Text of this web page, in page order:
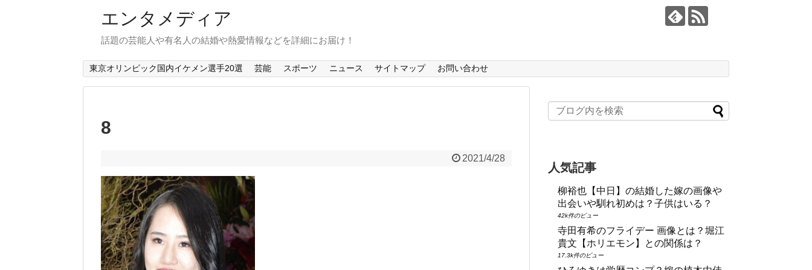
エンタメディア
話題の芸能人や有名人の結婚や熱愛情報などを詳細にお届け！
東京オリンピック国内イケメン選手20選 芸能 スポーツ ニュース サイトマップ お問い合わせ
8
2021/4/28
人気記事
柳裕也【中日】の結婚した嫁の画像や
出会いや馴れ初めは？子供はいる？
42k件のビュー
寺田有希のフライデー 画像とは？堀江
貴文【ホリエモン】との関係は？
17.3k件のビュー